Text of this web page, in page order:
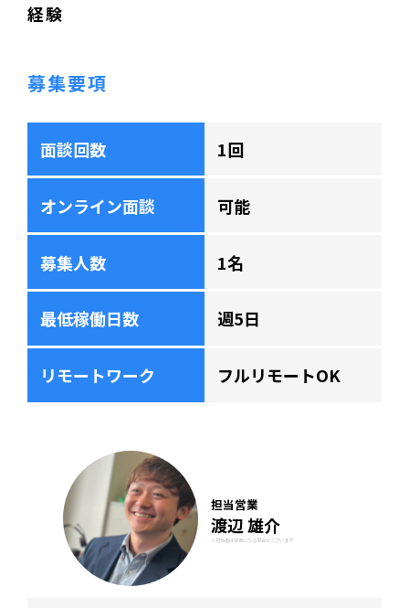
経験
募集要項
面談回数 1回
オンライン面談 可能
募集人数 1名
最低稼働日数 週5日
リモートワーク フルリモートOK
担当営業
渡辺 雄介
※担当者は変更になる場合がございます